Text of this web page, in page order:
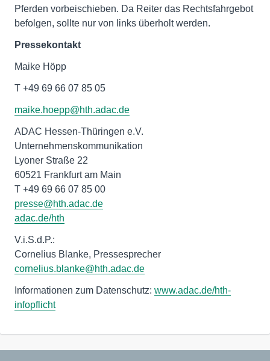
Pferden vorbeischieben. Da Reiter das Rechtsfahrgebot
befolgen, sollte nur von links überholt werden.
Pressekontakt
Maike Höpp
T +49 69 66 07 85 05
maike.hoepp@hth.adac.de
ADAC Hessen-Thüringen e.V.
Unternehmenskommunikation
Lyoner Straße 22
60521 Frankfurt am Main
adac.de/hth
V.i.S.d.P.:
cornelius.blanke@hth.adac.de
Informationen zum Datenschutz: www.adac.de/hth-
infopflicht